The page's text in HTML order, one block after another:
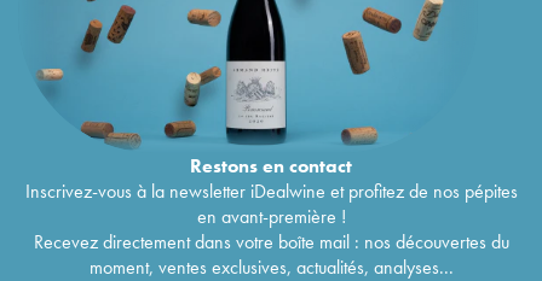
Restons encontact
Inscrivez-vous à la newsletter iDealwine et profitez de nos pépites
en avant-première !
Recevez directement dans votre boîte mail : nos découvertes du
moment, ventes exclusives, actualités, analyses...